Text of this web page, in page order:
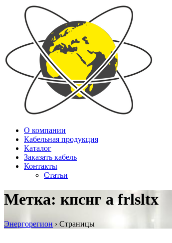
О компании
Кабельная продукция
Каталог
Заказать кабель
Контакты
Статьи
Метка: кпснг а frlsltx
Энергорегион › Страницы